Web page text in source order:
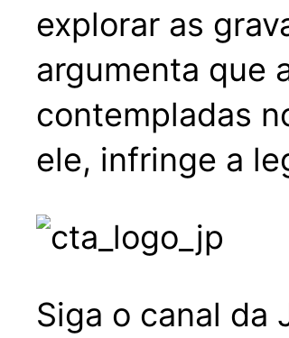
explorar as
argumenta que
contempladas
ele, infringe a
Siga o canal da